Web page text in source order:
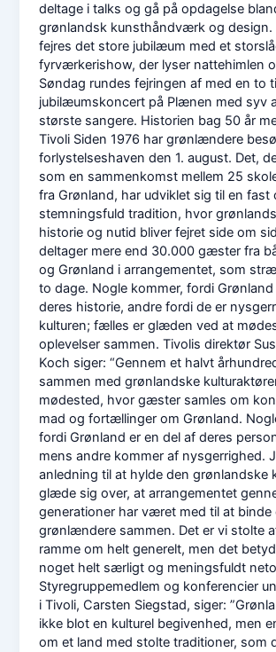
deltage i talks og gå på opdagelse
grønlandsk kunsthåndværk og design.
fejres det store jubilæum med et
fyrværkerishow, der lyser nattehimlen
Søndag rundes fejringen af med en to
jubilæumskoncert på Plænen med syv
største sangere. Historien bag 50 år
Tivoli Siden 1976 har grønlændere
forlystelseshaven den 1. august. Det,
som en sammenkomst mellem 25
fra Grønland, har udviklet sig til en fast
stemningsfuld tradition, hvor
historie og nutid bliver fejret side om
deltager mere end 30.000 gæster fra
og Grønland i arrangementet, som
to dage. Nogle kommer, fordi
deres historie, andre fordi de er
kulturen; fælles er glæden ved at
oplevelser sammen. Tivolis direktør
Koch siger: “Gennem et halvt
sammen med grønlandske
mødested, hvor gæster samles om
mad og fortællinger om Grønland.
fordi Grønland er en del af deres
mens andre kommer af nysgerrighed.
anledning til at hylde den grønlandske
glæde sig over, at arrangementet
generationer har været med til at binde
grønlændere sammen. Det er vi stolte
ramme om helt generelt, men det
noget helt særligt og meningsfuldt
Styregruppemedlem og konferencier
i Tivoli, Carsten Siegstad, siger:
ikke blot en kulturel begivenhed, men
om et land med stolte traditioner, som